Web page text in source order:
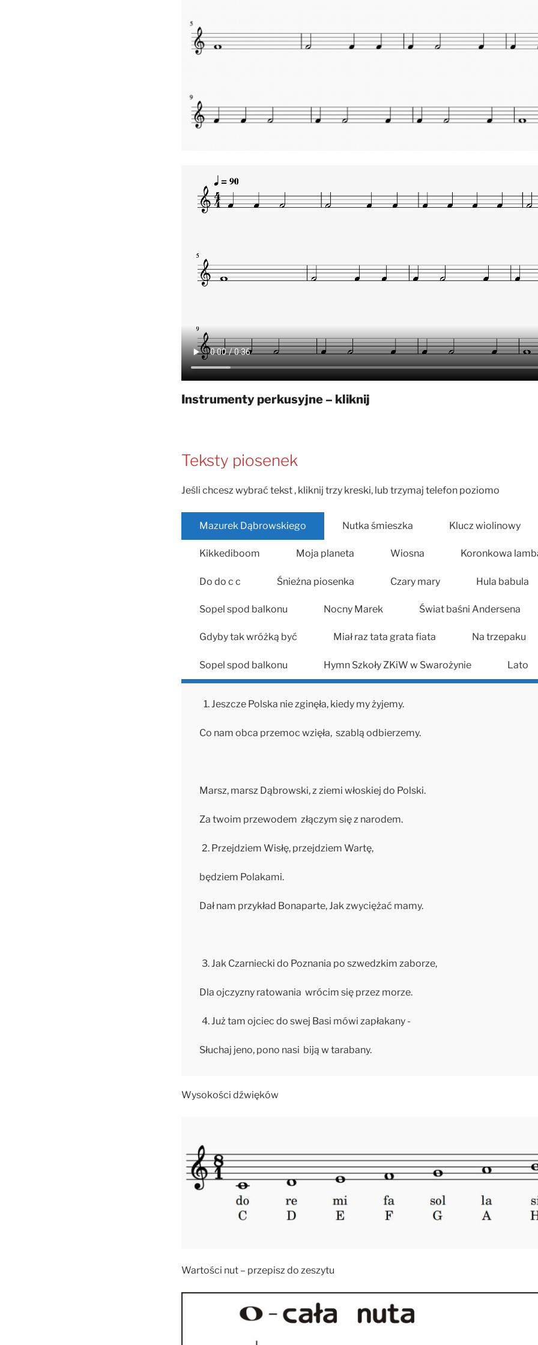
Instrumenty perkusyjne – kliknij
Teksty piosenek
Jeśli chcesz wybrać tekst , kliknij trzy kreski, lub trzymaj telefon poziomo
Mazurek Dąbrowskiego Nutka śmieszka Klucz wiolinowy
Kikkediboom Moja planeta Wiosna Koronkowa
Do do c c Śnieżna piosenka Czary mary Hula babula
Sopel spod balkonu Nocny Marek Świat baśni Andersena
Gdyby tak wróżką być Miał raz tata grata fiata Na trzepaku
Sopel spod balkonu Hymn Szkoły ZKiW w Swarożynie Lato
Jeszcze Polska nie zginęła, kiedy my żyjemy.
Co nam obca przemoc wzięła, szablą odbierzemy.
Marsz, marsz Dąbrowski, z ziemi włoskiej do Polski.
Za twoim przewodem złączym się z narodem.
Przejdziem Wisłę, przejdziem Wartę,
będziem Polakami.
Dał nam przykład Bonaparte, Jak zwyciężać mamy.
Jak Czarniecki do Poznania po szwedzkim zaborze,
Dla ojczyzny ratowania wrócim się przez morze.
Już tam ojciec do swej Basi mówi zapłakany -
Słuchaj jeno, pono nasi biją w tarabany.
Wysokości dźwięków
Wartości nut – przepisz do zeszytu